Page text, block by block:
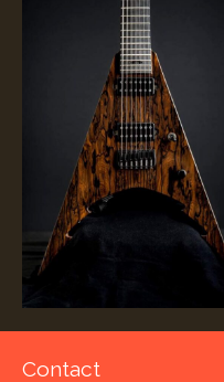
Contact